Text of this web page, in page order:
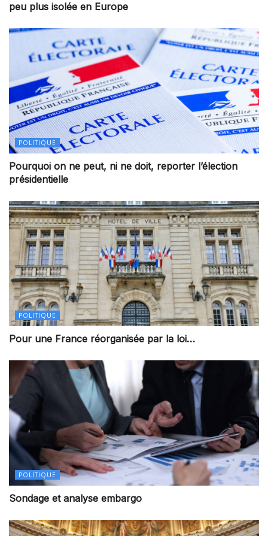
peu plus isolée en Europe
POLITIQUE
Pourquoi on ne peut, ni ne doit, reporter l’élection
présidentielle
POLITIQUE
Pour une France réorganisée par la loi…
POLITIQUE
Sondage et analyse embargo